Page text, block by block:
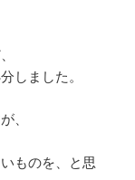
しました。
、
ものを、と思